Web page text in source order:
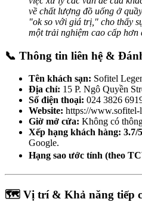
về chất lượng đồ uống ở
"ok so với giá trị," cho thấy
một trải nghiệm cao cấp
📞 Thông tin liên hệ &
Tên khách sạn: Sofitel
Địa chỉ: 15 P. Ngô Quyền
Số điện thoại: 024 3826
Website: https://www.sofitel-
Giờ mở cửa: Không có
Xếp hạng khách hàng: 3.7/5
Google.
Hạng sao ước tính (theo
🗺️ Vị trí & Khả năng tiếp